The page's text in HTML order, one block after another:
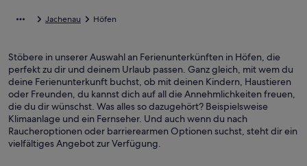
Jachenau Höfen
Stöbere in unserer Auswahl an Ferienunterkünften in Höfen, die
perfekt zu dir und deinem Urlaub passen. Ganz gleich, mit wem du
deine Ferienunterkunft buchst, ob mit deinen Kindern, Haustieren
oder Freunden, du kannst dich auf all die Annehmlichkeiten freuen,
die du dir wünschst. Was alles so dazugehört? Beispielsweise
Klimaanlage und ein Fernseher. Und auch wenn du nach
Raucheroptionen oder barrierearmen Optionen suchst, steht dir ein
vielfältiges Angebot zur Verfügung.